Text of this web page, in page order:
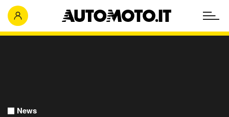
News